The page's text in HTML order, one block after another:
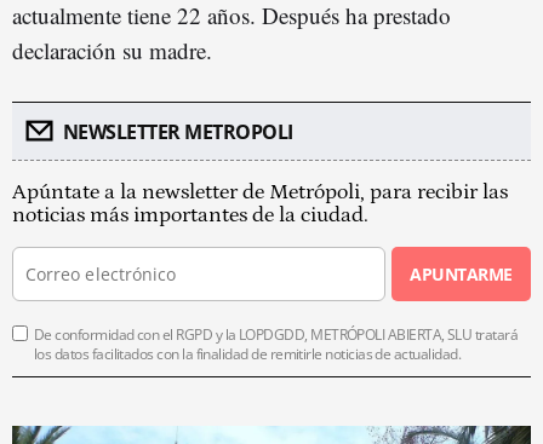
actualmente tiene 22 años. Después ha prestado
declaración su madre.
NEWSLETTER METROPOLI
Apúntate a la newsletter de Metrópoli, para recibir las
noticias más importantes de la ciudad.
APUNTARME
De conformidad con el RGPD y la LOPDGDD, METRÓPOLI ABIERTA, SLU tratará
los datos facilitados con la finalidad de remitirle noticias de actualidad.